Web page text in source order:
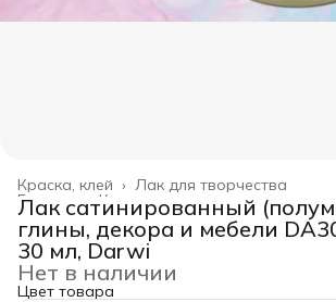
Лак для творчества
Краска, клей ›
Канцелярские товары ›
Главная ›
Лак сатинированный
глины, декора и мебели
30 мл, Darwi
Нет в наличии
Цвет товара